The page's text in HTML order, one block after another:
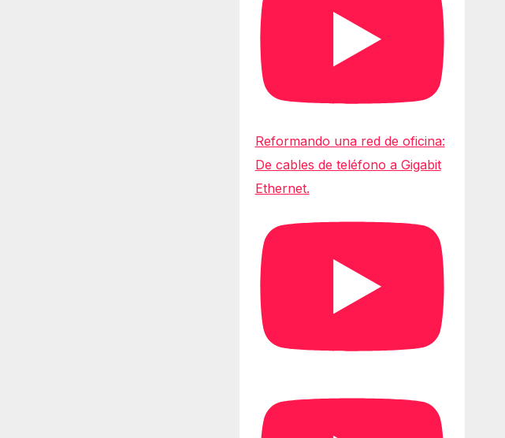
Reformando una red de oficina:
De cables de teléfono a Gigabit
Ethernet.